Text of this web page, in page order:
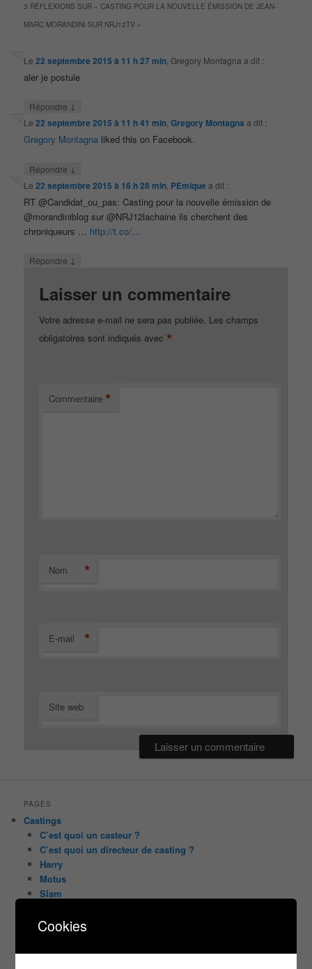
3 RÉFLEXIONS SUR «CASTING POUR LA NOUVELLE ÉMISSION DE JEAN-
MARC MORANDINI SUR NRJ12TV »
Le22 septembre 2015 à 11 h 27 min ,Gregory Montagna a dit :
aler je postule
Répondre ↓
Le22 septembre 2015 à 11 h 41 min,Gregory Montagna a dit :
Gregory Montagna liked this on Facebook.
Répondre ↓
Le22 septembre 2015 à 16 h 28 min PEmique a dit :
RT @Candidat_ou_pas: Casting pour la nouvelle émission de
@morandiniblog sur @NRJ12lachaine ils cherchent des
chroniqueurs … http://t.co/…
Répondre ↓
Laisser un commentaire
Votre adresse e-mail ne sera pas publiée. Les champs
obligatoires sont indiqués avec *
Commentaire *
Nom *
E-mail *
Site web
PAGES
Castings
C’est quoi un casteur ?
C’est quoi un directeur de casting ?
Harry
Motus
Slam
Tous les castings
Les Z’Amours
Cookies